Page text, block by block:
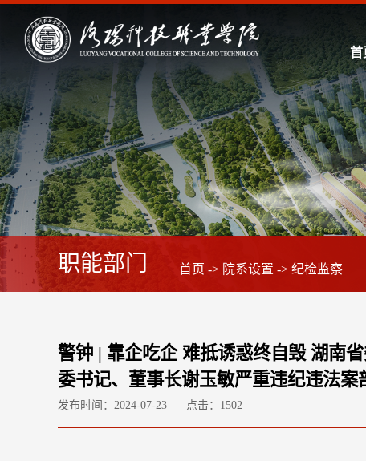
首
职能部门 首页 -> 院系设置 -> 纪检监察
警钟 | 靠企吃企 难抵诱惑终自毁 湖南
委书记、董事长谢玉敏严重违纪违法案
发布时间：2024-07-23 点击： 1502